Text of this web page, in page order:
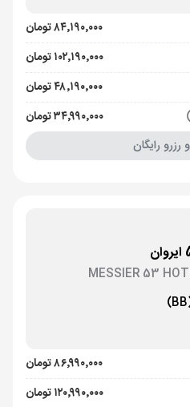
۸۴٬۱۹۰٬۰۰۰ تومان
۱۰۲٬۱۹۰٬۰۰۰ تومان
۴۸٬۱۹۰٬۰۰۰ تومان
۳۴٬۹۹۰٬۰۰۰ تومان
رزرو رایگان
MESSIER 53
۸۶٬۹۹۰٬۰۰۰ تومان
۱۲۰٬۹۹۰٬۰۰۰ تومان